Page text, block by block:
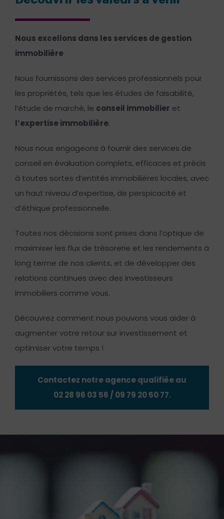
Nous excellons dans les services de gestion
immobilière
Nous fournissons des services professionnels pour
les propriétés, tels que les études de faisabilité,
l’étude de marché, le conseil immobilier et
l’expertise immobilière.
Nous nous engageons à fournir des services de
conseil en évaluation complets, efficaces et précis
à toutes sortes d’entités immobilières locales, avec
un haut niveau d’expertise, de perspicacité et
d’éthique professionnelle.
Toutes nos décisions sont prises dans l’optique de
maximiser les flux de trésorerie et les rendements à
long terme de nos clients, et de développer des
relations continues avec des investisseurs
immobiliers comme vous.
Découvrez comment nous pouvons vous aider à
augmenter votre retour sur investissement et
optimiser votre temps !
Contactez notre agence qualifiée au
02 28 96 03 56 / 09 79 20 50 77.